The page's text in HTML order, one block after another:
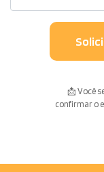
📩 Você
confirmar o